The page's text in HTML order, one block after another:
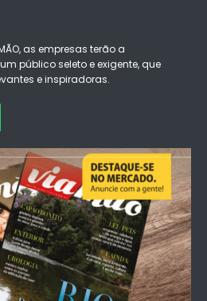
as empresas terão a
público seleto e exigente, que
e inspiradoras.